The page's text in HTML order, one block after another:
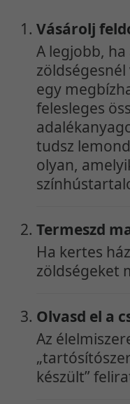
Vásárolj
A legjobb,
egy
felesleges
tudsz
olyan,
Termeszd
Ha kertes
zöldségeket
Olvasd el a
Az
készült”